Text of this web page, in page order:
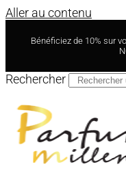
Aller au contenu
Bénéficiez de 10% sur
Rechercher